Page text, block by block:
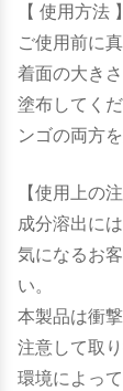
【 使用方法 】
ご使用前に
着面の大き
塗布してく
ンゴの両方
【使用上の注
成分溶出に
気になるお
い。
本製品は衝
注意して取
環境によっ